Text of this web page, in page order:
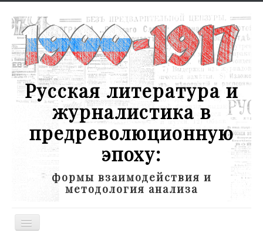
Русская литература и
журналистика в
предреволюционную
эпоху:
формы взаимодействия и
методология анализа
Toggle